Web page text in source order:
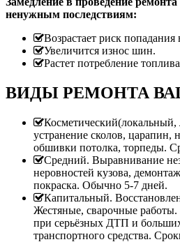
ненужным последствиям:
Возрастает риск
Увеличится износ шин.
Растет потребление топлива
ВИДЫ РЕМОНТА
устранение сколов,
обшивки потолка, торпеды.
Средний. Выравнивание
неровностей кузова,
покраска. Обычно 5-7 дней.
Капитальный.
Жестяные, сварочные
при серьёзных ДТП и
транспортного средства.